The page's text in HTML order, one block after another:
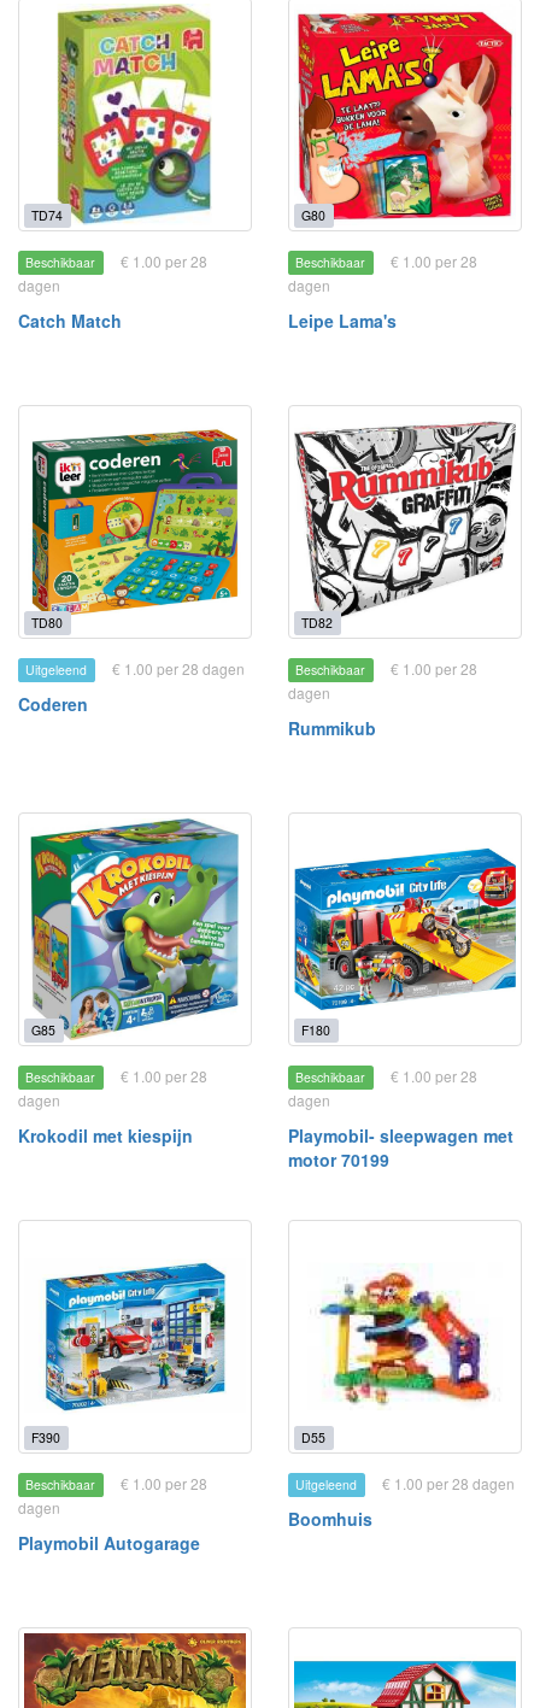
TD74
Beschikbaar
€ 1.00 per 28
dagen
Catch Match
G80
Beschikbaar
€ 1.00 per 28
dagen
Leipe Lama's
TD80
Uitgeleend € 1.00 per 28 dagen
Coderen
TD82
Beschikbaar
€ 1.00 per 28
dagen
Rummikub
G85
Beschikbaar
€ 1.00 per 28
dagen
Krokodil met kiespijn
F180
Beschikbaar
€ 1.00 per 28
dagen
Playmobil- sleepwagen met
motor 70199
F390
Beschikbaar
€ 1.00 per 28
dagen
Playmobil Autogarage
D55
Uitgeleend € 1.00 per 28 dagen
Boomhuis